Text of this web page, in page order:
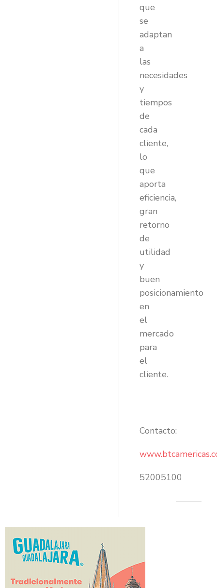
que
se
adaptan
a
las
necesidades
y
tiempos
de
cada
cliente,
lo
que
aporta
eficiencia,
gran
retorno
de
utilidad
y
buen
posicionamiento
en
el
mercado
para
el
cliente.
Contacto:
52005100